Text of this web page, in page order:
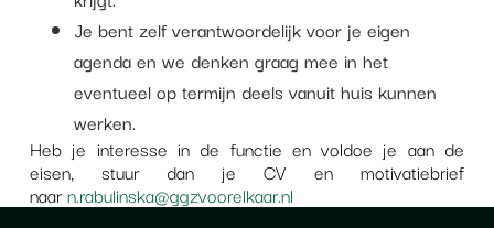
Je bent zelf verantwoordelijk voor je eigen
agenda en we denken graag mee in het
eventueel op termijn deels vanuit huis kunnen
werken.
Heb je interesse in de functie en voldoe je aan de
eisen, stuur dan je CV en motivatiebrief
naarn.rabulinska@ggzvoorelkaar.nl